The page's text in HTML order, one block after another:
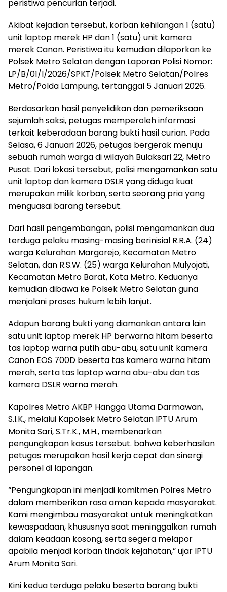
peristiwa pencurian terjadi.
Akibat kejadian tersebut, korban kehilangan 1 (satu)
unit laptop merek HP dan 1 (satu) unit kamera
merek Canon. Peristiwa itu kemudian dilaporkan ke
Polsek Metro Selatan dengan Laporan Polisi Nomor:
LP/B/01/I/2026/SPKT/Polsek Metro Selatan/Polres
Metro/Polda Lampung, tertanggal 5 Januari 2026.
Berdasarkan hasil penyelidikan dan pemeriksaan
sejumlah saksi, petugas memperoleh informasi
terkait keberadaan barang bukti hasil curian. Pada
Selasa, 6 Januari 2026, petugas bergerak menuju
sebuah rumah warga di wilayah Bulaksari 22, Metro
Pusat. Dari lokasi tersebut, polisi mengamankan satu
unit laptop dan kamera DSLR yang diduga kuat
merupakan milik korban, serta seorang pria yang
menguasai barang tersebut.
Dari hasil pengembangan, polisi mengamankan dua
terduga pelaku masing-masing berinisial R.R.A. (24)
warga Kelurahan Margorejo, Kecamatan Metro
Selatan, dan R.S.W. (25) warga Kelurahan Mulyojati,
Kecamatan Metro Barat, Kota Metro. Keduanya
kemudian dibawa ke Polsek Metro Selatan guna
menjalani proses hukum lebih lanjut.
Adapun barang bukti yang diamankan antara lain
satu unit laptop merek HP berwarna hitam beserta
tas laptop warna putih abu-abu, satu unit kamera
Canon EOS 700D beserta tas kamera warna hitam
merah, serta tas laptop warna abu-abu dan tas
kamera DSLR warna merah.
Kapolres Metro AKBP Hangga Utama Darmawan,
S.I.K., melalui Kapolsek Metro Selatan IPTU Arum
Monita Sari, S.Tr.K., M.H., membenarkan
pengungkapan kasus tersebut. bahwa keberhasilan
petugas merupakan hasil kerja cepat dan sinergi
personel di lapangan.
“Pengungkapan ini menjadi komitmen Polres Metro
dalam memberikan rasa aman kepada masyarakat.
Kami mengimbau masyarakat untuk meningkatkan
kewaspadaan, khususnya saat meninggalkan rumah
dalam keadaan kosong, serta segera melapor
apabila menjadi korban tindak kejahatan,” ujar IPTU
Arum Monita Sari.
Kini kedua terduga pelaku beserta barang bukti